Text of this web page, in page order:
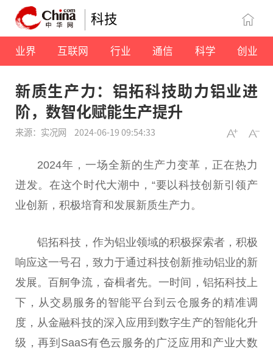
科技
业界 互联网 行业 通信 科学 创业
新质生产力：铝拓科技助力铝业进
阶，数智化赋能生产提升
来源：实况网 2024-06-19 09:54:33
2024年，一场全新的生产力变革，正在热力
迸发。在这个时代大潮中，“要以科技创新引领产
业创新，积极培育和发展新质生产力。
铝拓科技，作为铝业领域的积极探索者，积极
响应这一号召，致力于通过科技创新推动铝业的新
发展。百舸争流，奋楫者先。一时间，铝拓科技上
下，从交易服务的智能平台到云仓服务的精准调
度，从金融科技的深入应用到数字生产的智能化升
级，再到SaaS有色云服务的广泛应用和产业大数